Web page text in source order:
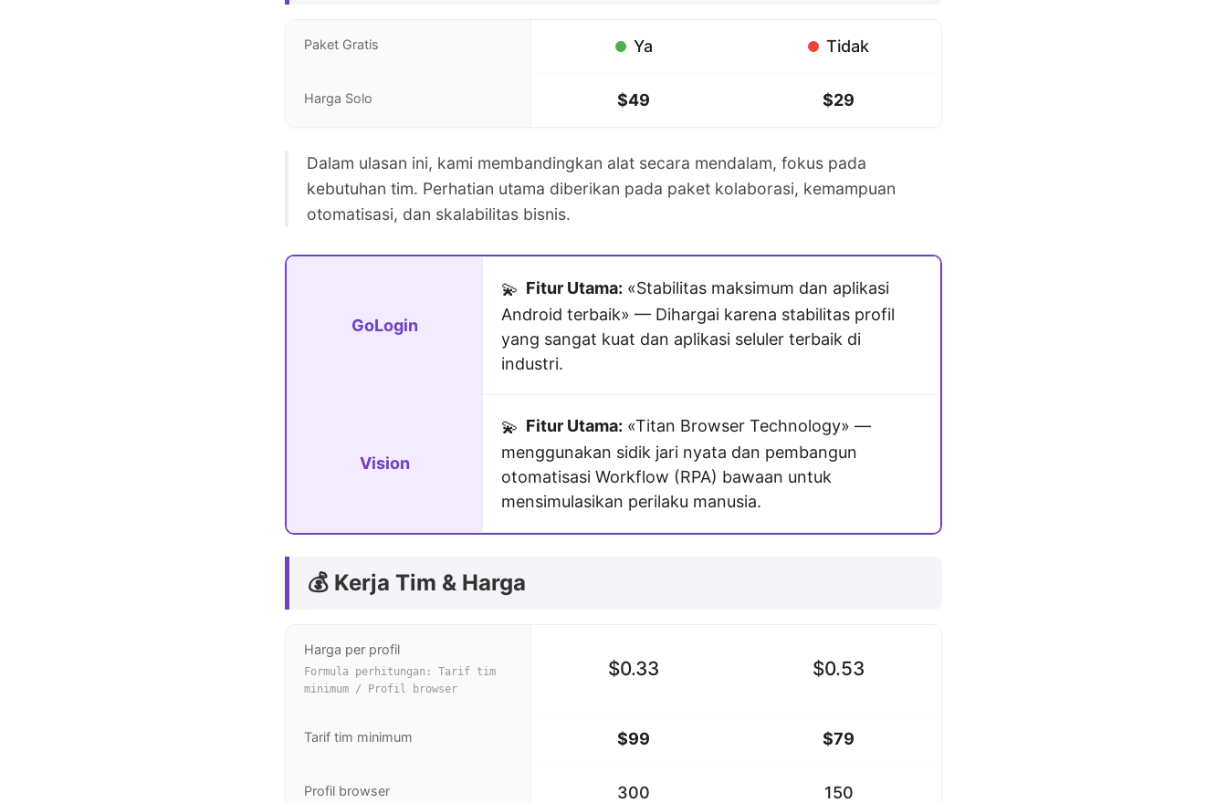
Paket Gratis Ya Tidak
Harga Solo $49 $29
Dalam ulasan ini, kami membandingkan alat secara mendalam, fokus pada
kebutuhan tim. Perhatian utama diberikan pada paket kolaborasi, kemampuan
otomatisasi, dan skalabilitas bisnis.
GoLogin
💫 Fitur Utama: «Stabilitas maksimum dan aplikasi
Android terbaik» — Dihargai karena stabilitas profil
yang sangat kuat dan aplikasi seluler terbaik di
industri.
Vision
💫 Fitur Utama: «Titan Browser Technology» —
menggunakan sidik jari nyata dan pembangun
otomatisasi Workflow (RPA) bawaan untuk
mensimulasikan perilaku manusia.
💰 Kerja Tim & Harga
Harga per profil
Formula perhitungan: Tarif tim
minimum / Profil browser
$0.33 $0.53
Tarif tim minimum $99 $79
Profil browser 300 150